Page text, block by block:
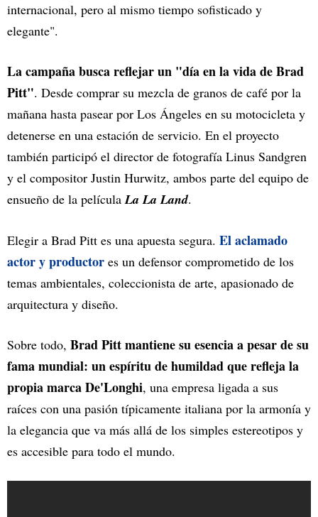
internacional, pero al mismo tiempo sofisticado y
elegante".
La campaña busca reflejar un "día en la vida de Brad
Pitt". Desde comprar su mezcla de granos de café por la
mañana hasta pasear por Los Ángeles en su motocicleta y
detenerse en una estación de servicio. En el proyecto
también participó el director de fotografía Linus Sandgren
y el compositor Justin Hurwitz, ambos parte del equipo de
ensueño de la películaLa La Land.
Elegir a Brad Pitt es una apuesta segura. El aclamado
actor y productor es un defensor comprometido de los
temas ambientales, coleccionista de arte, apasionado de
arquitectura y diseño.
Sobre todo, Brad Pitt mantiene su esencia a pesar de su
fama mundial: un espíritu de humildad que refleja la
propia marca De'Longhi, una empresa ligada a sus
raíces con una pasión típicamente italiana por la armonía y
la elegancia que va más allá de los simples estereotipos y
es accesible para todo el mundo.